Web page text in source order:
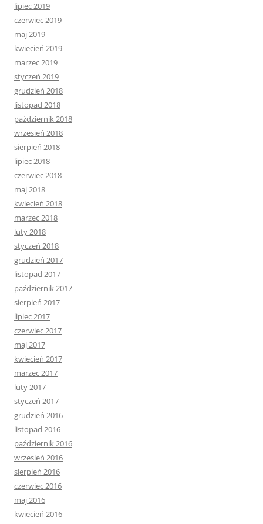
lipiec 2019
czerwiec 2019
maj 2019
kwiecień 2019
marzec 2019
styczeń 2019
grudzień 2018
listopad 2018
październik 2018
wrzesień 2018
sierpień 2018
lipiec 2018
czerwiec 2018
maj 2018
kwiecień 2018
marzec 2018
luty 2018
styczeń 2018
grudzień 2017
listopad 2017
październik 2017
sierpień 2017
lipiec 2017
czerwiec 2017
maj 2017
kwiecień 2017
marzec 2017
luty 2017
styczeń 2017
grudzień 2016
listopad 2016
październik 2016
wrzesień 2016
sierpień 2016
czerwiec 2016
maj 2016
kwiecień 2016